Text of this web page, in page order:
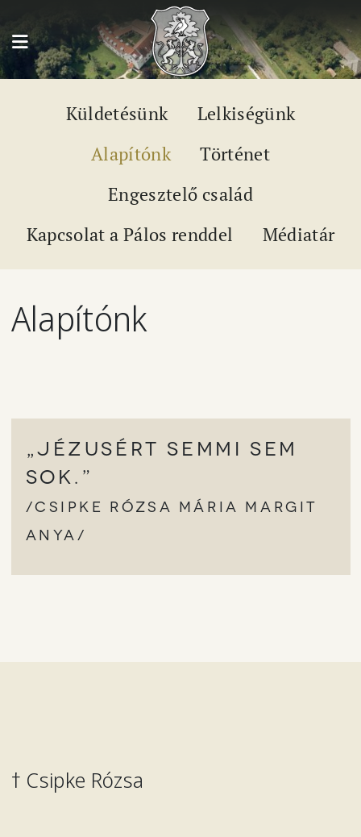
Küldetésünk
Lelkiségünk
Alapítónk
Történet
Engesztelő család
Kapcsolat a Pálos renddel
Médiatár
Alapítónk
„Jézusért semmi sem
sok.”
/Csipke Rózsa Mária Margit
anya/
† Csipke Rózsa